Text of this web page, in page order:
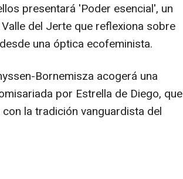
presentará 'Poder esencial', un
del Jerte que reflexiona sobre
una óptica ecofeminista.
Bornemisza acogerá una
por Estrella de Diego, que
la tradición vanguardista del